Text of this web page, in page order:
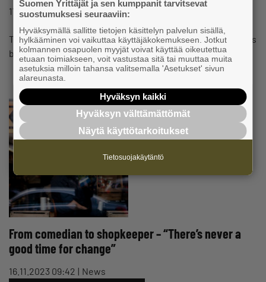
17.11.2023 09:00 News #CHANGESOFOWNERSHIP
There are many ways to grow a business, and one of them is
buying a company. Entrepreneur Kalle Antila, who…
From comedian to shopkeeper – “There’s never a
good time for change”
16.11.2023 09:42 News
Suomen Yrittäjät ja sen kumppanit tarvitsevat
suostumuksesi seuraaviin:
Hyväksymällä sallitte tietojen käsittelyn palvelun sisällä,
hylkääminen voi vaikuttaa käyttäjäkokemukseen. Jotkut
kolmannen osapuolen myyjät voivat käyttää oikeutettua
etuaan toimiakseen, voit vastustaa sitä tai muuttaa muita
asetuksia milloin tahansa valitsemalla 'Asetukset' sivun
alareunasta.
Hyväksyn kaikki
Hyväksyn välttämättömät
Näytä käyttötarkoitukset
Tietosuojakäytäntö